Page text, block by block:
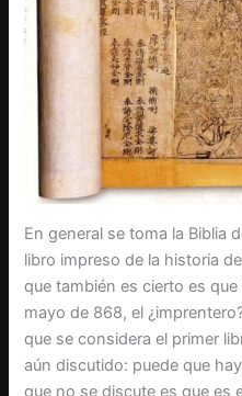
En general se toma la Biblia
libro impreso de la historia
que también es cierto es
mayo de 868, el
que se considera el primer
aún discutido: puede que
que no se discute es que es